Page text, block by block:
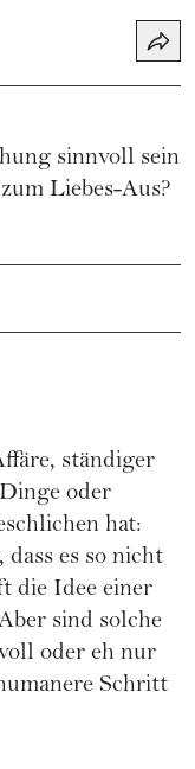
sinnvoll sein
Liebes-Aus?
ständiger
oder
hat:
es so nicht
die Idee einer
sind solche
oder eh nur
Schritt